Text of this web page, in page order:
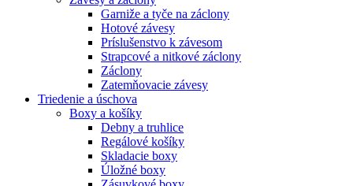
Garniže a tyče na záclony
Hotové závesy
Príslušenstvo k závesom
Strapcové a nitkové záclony
Záclony
Zatemňovacie závesy
Triedenie a úschova
Boxy a košíky
Debny a truhlice
Regálové košíky
Skladacie boxy
Úložné boxy